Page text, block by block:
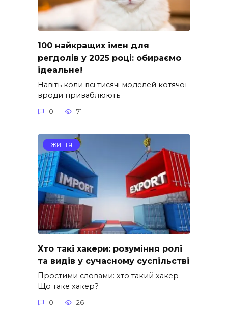
100 найкращих імен для
регдолів у 2025 році: обираємо
ідеальне!
Навіть коли всі тисячі моделей котячої
вроди приваблюють
0 71
ЖИТТЯ
Хто такі хакери: розуміння ролі
та видів у сучасному суспільстві
Простими словами: хто такий хакер
Що таке хакер?
0 26